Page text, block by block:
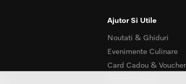
Ajutor Si Utile
Noutati & Ghiduri
Evenimente Culinare
Card Cadou & Voucher